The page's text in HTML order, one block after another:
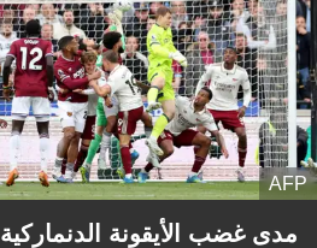
AFP
مدى غضب الأيقونة الدنماركية